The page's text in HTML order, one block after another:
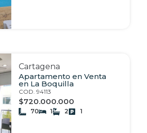
Cartagena
Apartamento en Venta
en La Boquilla
COD. 94113
$720.000.000
70 1 2 1